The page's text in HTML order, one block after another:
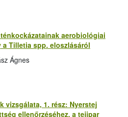
aerobiológiai
Tilletia spp. eloszlásáról
Ágnes
vizsgálata, 1. rész: Nyerstej
ellenőrzéséhez, a tejipar